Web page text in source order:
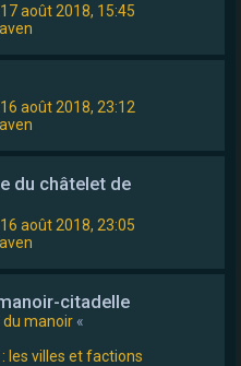
17 août 2018, 15:45
16 août 2018, 23:12
du châtelet de
16 août 2018, 23:05
citadelle
manoir «
les villes et factions